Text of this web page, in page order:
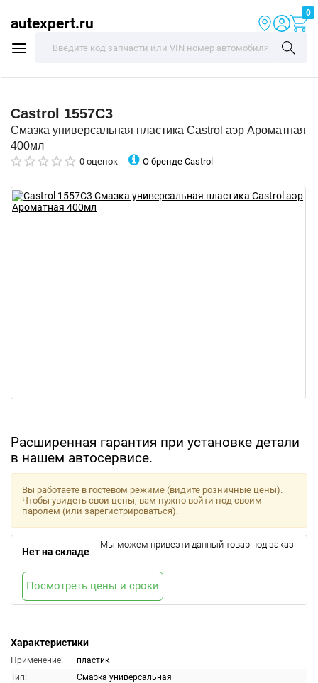
autexpert.ru
0
Castrol 1557C3
Смазка универсальная пластика Castrol аэр Ароматная
400мл
0 оценок О бренде Castrol
Расширенная гарантия при установке детали
в нашем автосервисе.
Характеристики
Применение:
пластик
Тип:
Смазка универсальная
Вы работаете в гостевом режиме (видите розничные цены).
Чтобы увидеть свои цены, вам нужно войти под своим
паролем (или зарегистрироваться).
Нет на складе
Мы можем привезти данный товар под заказ.
Посмотреть цены и сроки